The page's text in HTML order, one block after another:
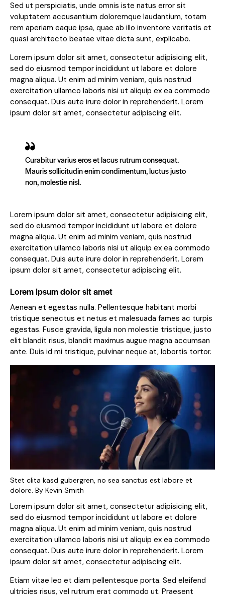
Sed ut perspiciatis, unde omnis iste natus error sit
voluptatem accusantium doloremque laudantium, totam
rem aperiam eaque ipsa, quae ab illo inventore veritatis et
quasi architecto beatae vitae dicta sunt, explicabo.
Lorem ipsum dolor sit amet, consectetur adipisicing elit,
sed do eiusmod tempor incididunt ut labore et dolore
magna aliqua. Ut enim ad minim veniam, quis nostrud
exercitation ullamco laboris nisi ut aliquip ex ea commodo
consequat. Duis aute irure dolor in reprehenderit. Lorem
ipsum dolor sit amet, consectetur adipiscing elit.
Curabitur varius eros et lacus rutrum consequat.
Mauris sollicitudin enim condimentum, luctus justo
non, molestie nisl.
Lorem ipsum dolor sit amet, consectetur adipisicing elit,
sed do eiusmod tempor incididunt ut labore et dolore
magna aliqua. Ut enim ad minim veniam, quis nostrud
exercitation ullamco laboris nisi ut aliquip ex ea commodo
consequat. Duis aute irure dolor in reprehenderit. Lorem
ipsum dolor sit amet, consectetur adipiscing elit.
Lorem ipsum dolor sit amet
Aenean et egestas nulla. Pellentesque habitant morbi
tristique senectus et netus et malesuada fames ac turpis
egestas. Fusce gravida, ligula non molestie tristique, justo
elit blandit risus, blandit maximus augue magna accumsan
ante. Duis id mi tristique, pulvinar neque at, lobortis tortor.
Stet clita kasd gubergren, no sea sanctus est labore et
dolore. By Kevin Smith
Lorem ipsum dolor sit amet, consectetur adipisicing elit,
sed do eiusmod tempor incididunt ut labore et dolore
magna aliqua. Ut enim ad minim veniam, quis nostrud
exercitation ullamco laboris nisi ut aliquip ex ea commodo
consequat. Duis aute irure dolor in reprehenderit. Lorem
ipsum dolor sit amet, consectetur adipiscing elit.
Etiam vitae leo et diam pellentesque porta. Sed eleifend
ultricies risus, vel rutrum erat commodo ut. Praesent